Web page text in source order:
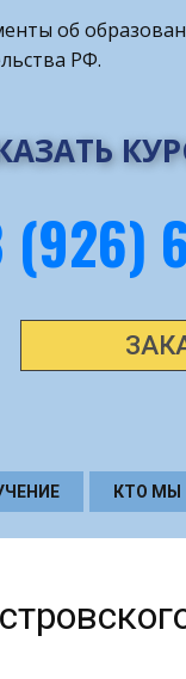
об
РФ.
(926)
КТО МЫ